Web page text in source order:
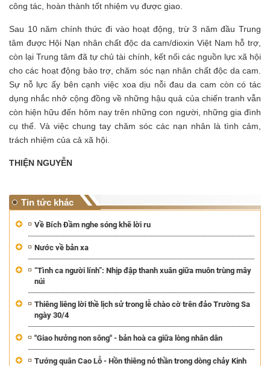
công tác, hoàn thành tốt nhiệm vụ được giao.
Sau 10 năm chính thức đi vào hoạt động, trừ 3 năm đầu Trung
tâm được Hội Nạn nhân chất độc da cam/dioxin Việt Nam hỗ trợ,
còn lại Trung tâm đã tự chủ tài chính, kết nối các nguồn lực xã hội
cho các hoạt động bảo trợ, chăm sóc nạn nhân chất độc da cam.
Sự nỗ lực ấy bên cạnh việc xoa dịu nỗi đau da cam còn có tác
dụng nhắc nhở cộng đồng về những hậu quả của chiến tranh vẫn
còn hiện hữu đến hôm nay trên những con người, những gia đình
cụ thể. Và việc chung tay chăm sóc các nạn nhân là tình cảm,
trách nhiệm của cả xã hội.
THIỆN NGUYỄN
Tin tức khác
Về Bích Đầm nghe sóng khẽ lời ru
Nước về bản xa
“Tình ca người lính”: Nhịp đập thanh xuân giữa muôn trùng mây
núi
Thiêng liêng lời thề lịch sử trong lễ chào cờ trên đảo Trường Sa
ngày 30/4
"Giao hưởng non sông" - bản hoà ca giữa lòng nhân dân
Tướng quân Cao Lỗ - Hồn thiêng nỏ thần trong dòng chảy Kinh